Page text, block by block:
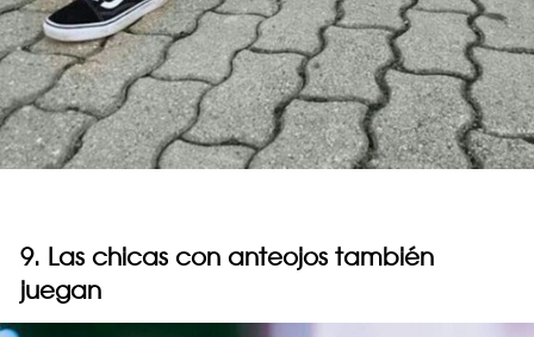
9. Las chicas con anteojos también
juegan